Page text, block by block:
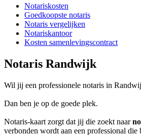
Notariskosten
Goedkoopste notaris
Notaris vergelijken
Notariskantoor
Kosten samenlevingscontract
Notaris Randwijk
Wil jij een professionele notaris in
Dan ben je op de goede plek.
Notaris-kaart zorgt dat jij die zoekt naar
verbonden wordt aan een professional die